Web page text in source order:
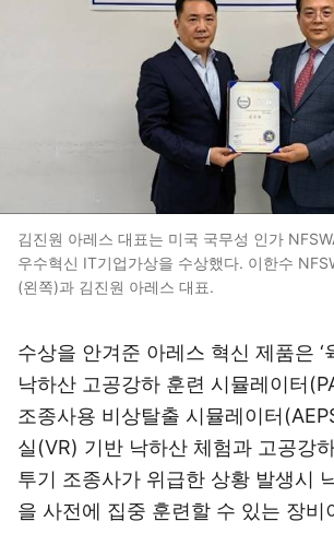
김진원 아레스 대표는 미국 국무성 인가
우수혁신 IT기업가상을 수상했다. 이한수
(왼쪽)과 김진원 아레스 대표.
수상을 안겨준 아레스 혁신 제품은 ‘
낙하산 고공강하 훈련 시뮬레이터
조종사용 비상탈출 시뮬레이터
실(VR) 기반 낙하산 체험과 고공강
투기 조종사가 위급한 상황 발생시
을 사전에 집중 훈련할 수 있는 장비